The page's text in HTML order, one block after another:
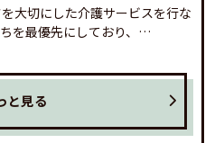
大切にした介護サービスを行な
を最優先にしており、…
と見る